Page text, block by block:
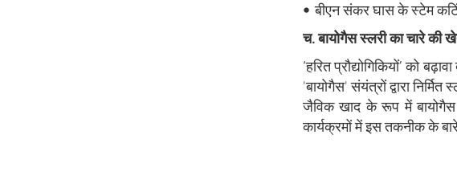
• बीएन संकर घास के स्टेम
च. बायोगैस स्लरी का चारे की
‘हरित प्रौद्योगिकियों’ को
'बायोगैस' संयंत्रों द्वारा
जैविक खाद के रूप में बायोगैस
कार्यक्रमों में इस तकनीक के बारे